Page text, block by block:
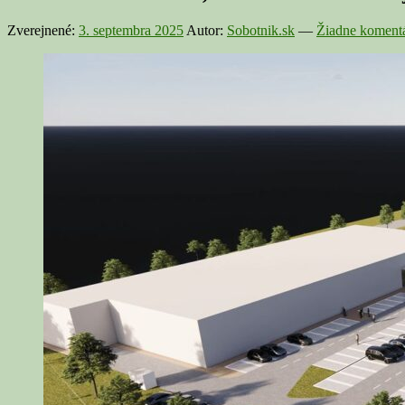
Zverejnené: 3. septembra 2025 Autor: Sobotnik.sk — Žiadne